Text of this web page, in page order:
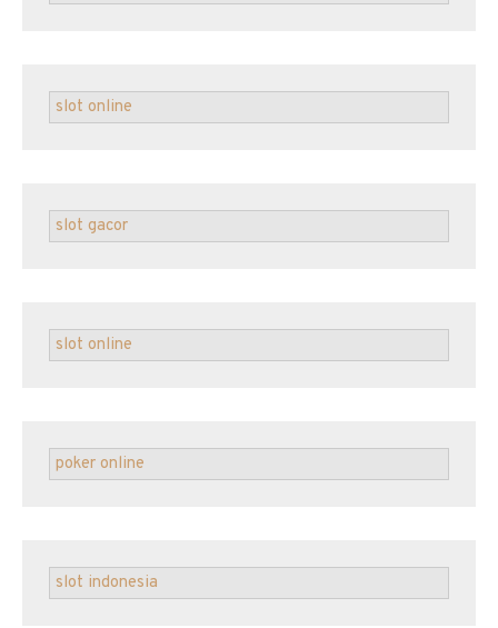
slot online
slot gacor
slot online
poker online
slot indonesia